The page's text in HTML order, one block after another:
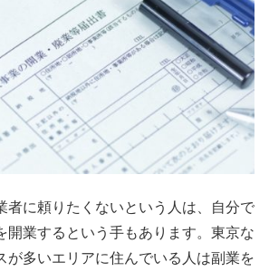
者に頼りたくないという人は、自分で
開業するという手もあります。東京な
が多いエリアに住んでいる人は副業を